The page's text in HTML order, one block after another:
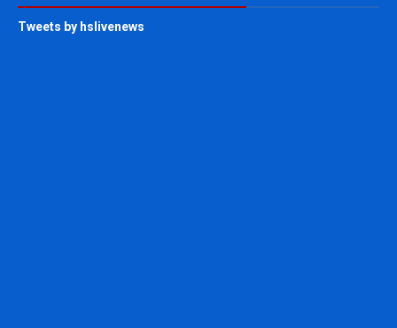
Tweets by hslivenews